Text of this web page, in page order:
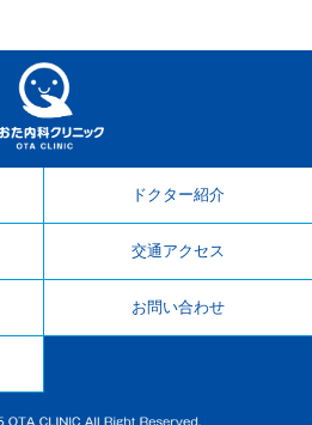
ドクター紹介
交通アクセス
お問い合わせ